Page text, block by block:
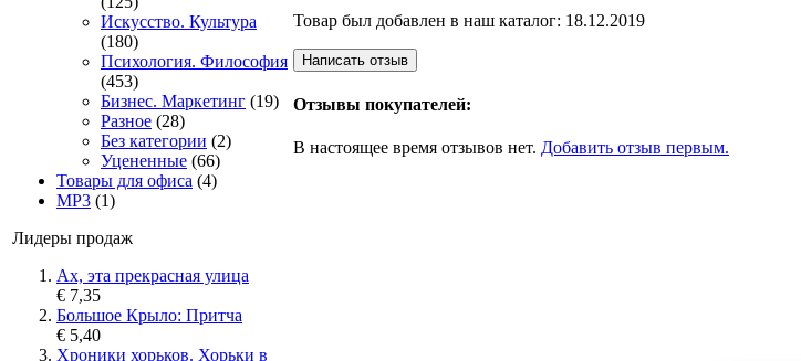
Искусство. Культура
(180)
Психология. Философия
(453)
Бизнес. Маркетинг (19)
Разное (28)
Без категории (2)
Уцененные (66)
Товары для офиса (4)
MP3 (1)
Лидеры продаж
Ах, эта прекрасная улица
€ 7,35
Большое Крыло: Притча
€ 5,40
Хроники хорьков. Хорьки в
Товар был добавлен в наш каталог: 18.12.2019
Отзывы покупателей:
В настоящее время отзывов нет. Добавить отзыв первым.